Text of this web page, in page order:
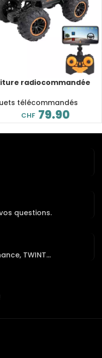
radiocommandée
télécommandés
CHF 79.90
questions.
TWINT...